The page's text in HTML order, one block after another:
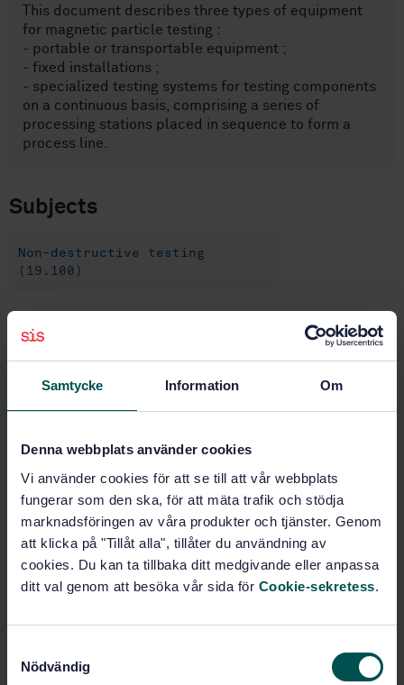
Samtycke Information Om
Denna webbplats använder cookies
Vi använder cookies för att se till att vår webbplats
fungerar som den ska, för att mäta trafik och stödja
marknadsföringen av våra produkter och tjänster. Genom
att klicka på "Tillåt alla", tillåter du användning av
cookies. Du kan ta tillbaka ditt medgivande eller anpassa
ditt val genom att besöka vår sida för Cookie-sekretess.
Nödvändig
This document describes three types of equipment
for magnetic particle testing :
- portable or transportable equipment ;
- fixed installations ;
- specialized testing systems for testing components
on a continuous basis, comprising a series of
processing stations placed in sequence to form a
process line.
Subjects
Non-destructive testing
(19.100)
Buy this standard
STANDARD
SWEDISH STANDARD· SS-EN ISO 9934-3:2015
Part 3: Equipment (ISO 9934-3:2015)
Subscribe on standards - Read more
PDF
Add to cart
Show more